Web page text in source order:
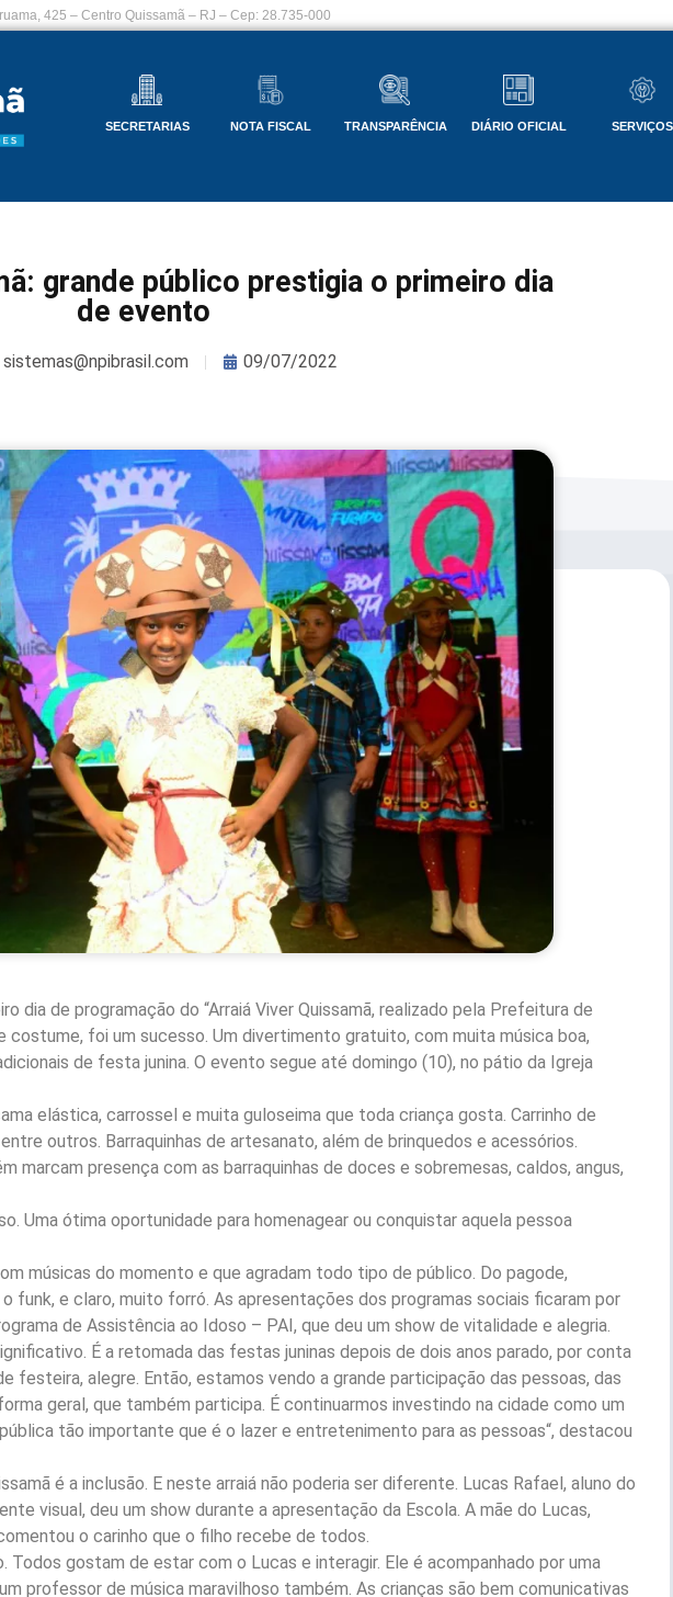
425 – Centro Quissamã – RJ – Cep: 28.735-000
SECRETARIAS NOTA FISCAL TRANSPARÊNCIA DIÁRIO OFICIAL SERVIÇOS
grande público prestigia o primeiro dia
de evento
09/07/2022
dia de programação do “Arraiá Viver Quissamã, realizado pela Prefeitura de
costume, foi um sucesso. Um divertimento gratuito, com muita música boa,
de festa junina. O evento segue até domingo (10), no pátio da Igreja
elástica, carrossel e muita guloseima que toda criança gosta. Carrinho de
outros. Barraquinhas de artesanato, além de brinquedos e acessórios.
marcam presença com as barraquinhas de doces e sobremesas, caldos, angus,
Uma ótima oportunidade para homenagear ou conquistar aquela pessoa
músicas do momento e que agradam todo tipo de público. Do pagode,
funk, e claro, muito forró. As apresentações dos programas sociais ficaram por
de Assistência ao Idoso – PAI, que deu um show de vitalidade e alegria.
É a retomada das festas juninas depois de dois anos parado, por conta
festeira, alegre. Então, estamos vendo a grande participação das pessoas, das
geral, que também participa. É continuarmos investindo na cidade como um
tão importante que é o lazer e entretenimento para as pessoas“, destacou
é a inclusão. E neste arraiá não poderia ser diferente. Lucas Rafael, aluno do
visual, deu um show durante a apresentação da Escola. A mãe do Lucas,
o carinho que o filho recebe de todos.
Todos gostam de estar com o Lucas e interagir. Ele é acompanhado por uma
professor de música maravilhoso também. As crianças são bem comunicativas